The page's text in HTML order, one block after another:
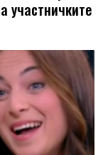
участничките